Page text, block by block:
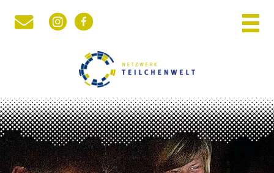
WOCHE DER TEILCHENWELT
PHYSIK DER KLEINSTEN TEILCHEN
NETZWERK TEILCHENWELT
RÜCKBLICK
Instagram
Facebook